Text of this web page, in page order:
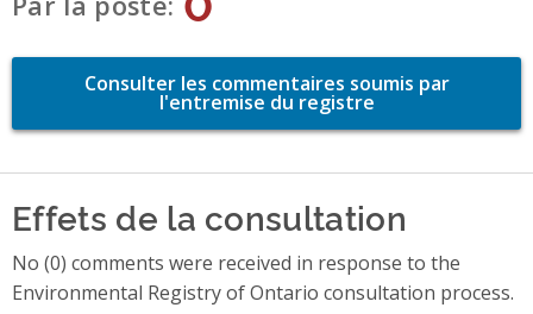
Consulter les commentaires soumis par
l'entremise du registre
Effets de la consultation
No (0) comments were received in response to the
Environmental Registry of Ontario consultation process.